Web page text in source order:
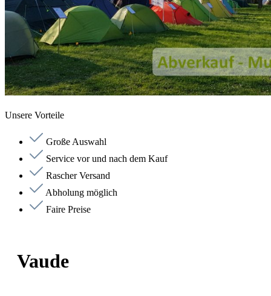
Unsere Vorteile
Große Auswahl
Service vor und nach dem Kauf
Rascher Versand
Abholung möglich
Faire Preise
Vaude